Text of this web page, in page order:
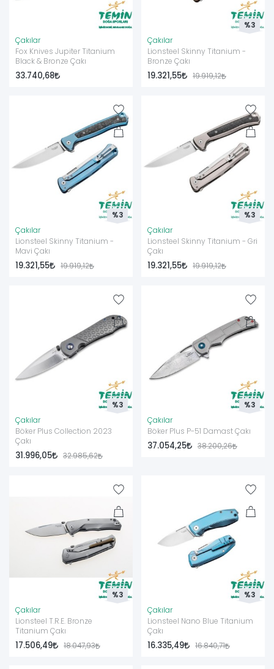
Çakılar
Fox Knives Jupiter Titanium
Black & Bronze Çakı
33.740,68
Çakılar
Lionsteel Skinny Titanium -
Bronze Çakı
19.321,55 19.919,12
%3
Çakılar
Lionsteel Skinny Titanium -
Mavi Çakı
19.321,55 19.919,12
%3
Çakılar
Lionsteel Skinny Titanium - Gri
Çakı
19.321,55 19.919,12
%3
Çakılar
Böker Plus Collection 2023
Çakı
31.996,05 32.985,62
%3
Çakılar
Böker Plus P-51 Damast Çakı
37.054,25 38.200,26
%3
Çakılar
Lionsteel T.R.E. Bronze
Titanium Çakı
17.506,49 18.047,93
%3
Çakılar
Lionsteel Nano Blue Titanium
Çakı
16.335,49 16.840,71
%3